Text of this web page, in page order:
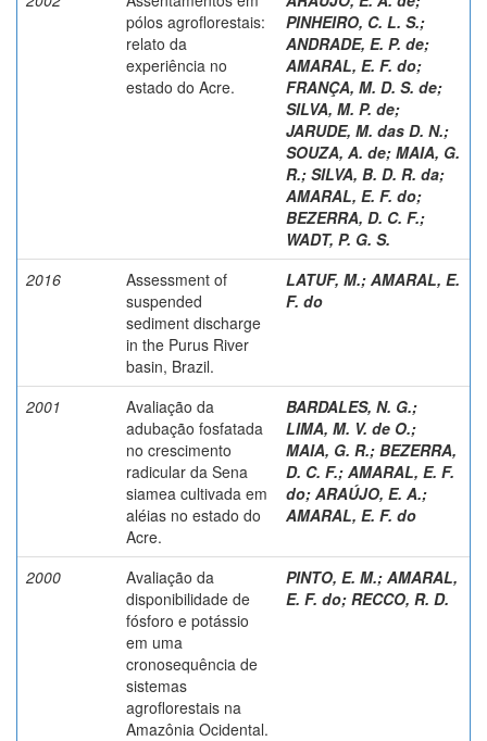
pólos agroflorestais:
relato da
experiência no
estado do Acre.
PINHEIRO, C. L. S.;
ANDRADE, E. P. de;
AMARAL, E. F. do;
FRANÇA, M. D. S. de;
SILVA, M. P. de;
JARUDE, M. das D. N.;
SOUZA, A. de; MAIA, G.
R.; SILVA, B. D. R. da;
AMARAL, E. F. do;
BEZERRA, D. C. F.;
WADT, P. G. S.
2016
Assessment of
suspended
sediment discharge
in the Purus River
basin, Brazil.
LATUF, M.; AMARAL, E.
F. do
2001
Avaliação da
adubação fosfatada
no crescimento
radicular da Sena
siamea cultivada em
aléias no estado do
Acre.
BARDALES, N. G.;
LIMA, M. V. de O.;
MAIA, G. R.; BEZERRA,
D. C. F.; AMARAL, E. F.
do; ARAÚJO, E. A.;
AMARAL, E. F. do
2000
Avaliação da
disponibilidade de
fósforo e potássio
em uma
cronosequência de
sistemas
agroflorestais na
Amazônia Ocidental.
PINTO, E. M.; AMARAL,
E. F. do; RECCO, R. D.